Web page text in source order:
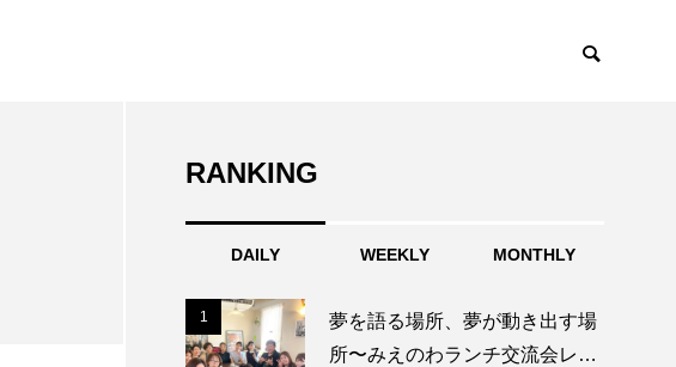
RANKING
DAILY WEEKLY MONTHLY
1
夢を語る場所、夢が動き出す場
所〜みえのわランチ交流会レポ